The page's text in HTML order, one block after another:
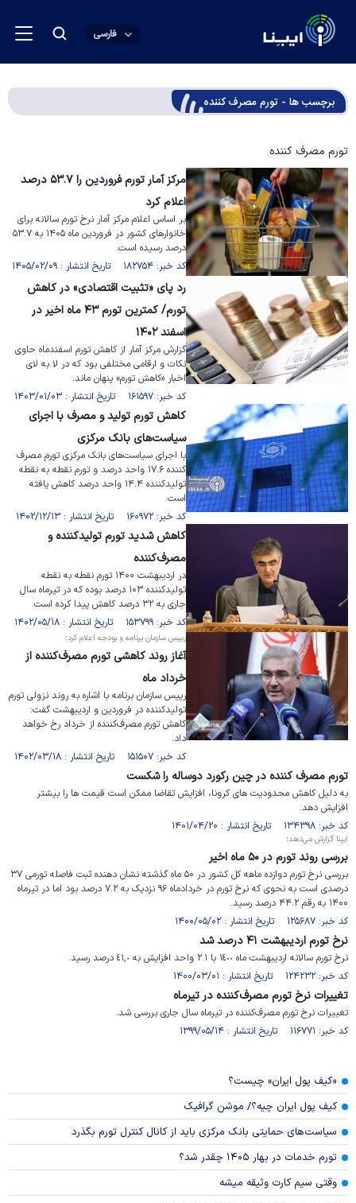
فارسی
برچسب ها - تورم مصرف کننده
تورم مصرف کننده
مرکز آمار تورم فروردین را ۵۳.۷ درصد
اعلام کرد
بر اساس اعلام مرکز آمار نرخ تورم سالانه برای
خانوار‌های کشور در فروردین ماه ۱۴۰۵ به ۵۳.۷
درصد رسیده است.
کد خبر: ۱۸۲۷۵۴ تاریخ انتشار : ۱۴۰۵/۰۲/۰۹
رد پای «تثبیت اقتصادی» در کاهش
تورم/ کمترین تورم ۴۳ ماه اخیر در
اسفند ۱۴۰۲
گزارش مرکز آمار از کاهش تورم اسفندماه حاوی
نکات و ارقامی مختلفی بود که در لا به لای
اخبار «کاهش تورم» پنهان ماند.
کد خبر: ۱۶۱۵۹۷ تاریخ انتشار : ۱۴۰۳/۰۱/۰۳
کاهش تورم تولید و مصرف با اجرای
سیاست‌های بانک مرکزی
با اجرای سیاست‌های بانک مرکزی تورم مصرف
کننده ۱۷.۶ واحد درصد و تورم نقطه به نقطه
تولیدکننده ۱۴.۴ واحد درصد کاهش یافته
است.
کد خبر: ۱۶۰۹۷۲ تاریخ انتشار : ۱۴۰۲/۱۲/۱۳
کاهش شدید تورم تولیدکننده و
مصرف‌کننده
در اردیبهشت ۱۴۰۰ تورم نقطه به نقطه
تولیدکننده ۱۰۳ درصد بوده که در تیرماه سال
جاری به ۳۲ درصد کاهش پیدا کرده است.
کد خبر: ۱۵۳۷۹۹ تاریخ انتشار : ۱۴۰۲/۰۵/۱۸
رییس سازمان برنامه و بودجه اعلام کرد؛
آغاز روند کاهشی تورم مصرف‌کننده از
خرداد ماه
رییس سازمان برنامه با اشاره به روند نزولی تورم
تولیدکننده در فروردین و اردیبهشت گفت:
کاهش تورم مصرف‌کننده از خرداد رخ خواهد
داد.
کد خبر: ۱۵۱۵۰۷ تاریخ انتشار : ۱۴۰۲/۰۳/۱۸
تورم مصرف کننده در چین رکورد دوساله را شکست
به دلیل کاهش محدودیت های کرونا، افزایش تقاضا ممکن است قیمت ها را بیشتر
افزایش دهد.
کد خبر: ۱۳۴۳۹۸ تاریخ انتشار : ۱۴۰۱/۰۴/۲۰
ایبِنا گزارش می‌دهد؛
بررسی روند تورم در ۵۰ ماه اخیر
بررسی نرخ تورم دوازده ماهه کل کشور در ۵۰ ماه گذشته نشان دهنده ثبت فاصله تورمی ۳۷
درصدی است به نحوی که نرخ تورم در خردادماه ۹۶ نزدیک به ۷.۲ درصد بود اما در تیرماه
۱۴۰۰ به رقم ۴۴.۲ درصد رسید.
کد خبر: ۱۲۵۶۸۷ تاریخ انتشار : ۱۴۰۰/۰۵/۰۲
نرخ تورم اردیبهشت ۴۱ درصد شد
نرخ تورم سالانه اردیبهشت ماه ١٤٠٠ با ۲.۱ واحد افزایش به ٤١,٠ درصد رسید.
کد خبر: ۱۲۴۲۳۲ تاریخ انتشار : ۱۴۰۰/۰۳/۰۱
تغییرات نرخ تورم مصرف‌کننده در تیرماه
تغییرات نرخ تورم مصرف‌کننده در تیرماه سال جاری بررسی شد.
کد خبر: ۱۱۶۷۷۱ تاریخ انتشار : ۱۳۹۹/۰۵/۱۴
«کیف پول ایران» چیست؟
کیف پول ایران چیه؟/ موشن گرافیک
سیاست‌های حمایتی بانک مرکزی باید از کانال کنترل تورم بگذرد
تورم خدمات در بهار ۱۴۰۵ چقدر شد؟
وقتی سیم کارت وثیقه میشه